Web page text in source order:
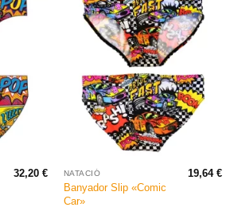
32,20€ NATACIÓ
Banyador Slip «Comic
Car»
19,64€